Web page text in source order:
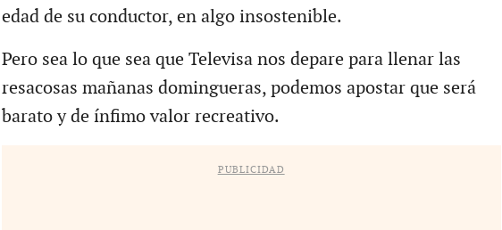
edad de su conductor, en algo insostenible.
Pero sea lo que sea que Televisa nos depare para llenar las
resacosas mañanas domingueras, podemos apostar que será
barato y de ínfimo valor recreativo.
PUBLICIDAD